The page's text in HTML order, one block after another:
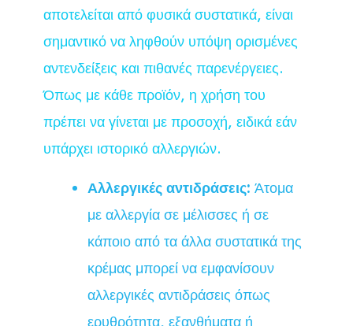
αποτελείται από φυσικά συστατικά, είναι
σημαντικό να ληφθούν υπόψη ορισμένες
αντενδείξεις και πιθανές παρενέργειες.
Όπως με κάθε προϊόν, η χρήση του
πρέπει να γίνεται με προσοχή, ειδικά εάν
υπάρχει ιστορικό αλλεργιών.
Αλλεργικές αντιδράσεις: Άτομα
με αλλεργία σε μέλισσες ή σε
κάποιο από τα άλλα συστατικά της
κρέμας μπορεί να εμφανίσουν
αλλεργικές αντιδράσεις όπως